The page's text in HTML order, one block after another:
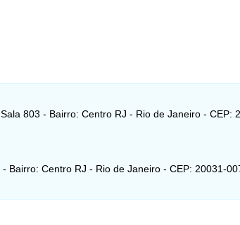
803 - Bairro: Centro RJ - Rio de Janeiro - CEP:
Bairro: Centro RJ - Rio de Janeiro - CEP: 20031-